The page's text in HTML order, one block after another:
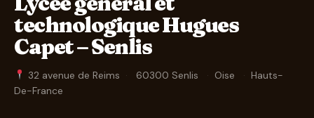
technologique Hugues
Capet – Senlis
32 avenue de Reims · 60300 Senlis · Oise · Hauts-
De-France